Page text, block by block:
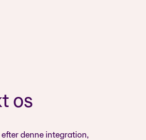
os
efter denne integration,